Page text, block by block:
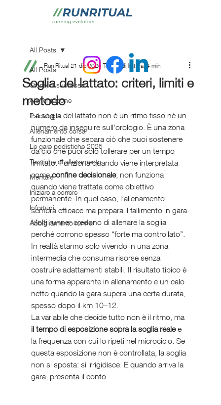
All Posts
Storie di successo
Alimentazione
Psicologia
Allenamento corsa
Le gare podistiche 2025
Tecniche di allenamento
Mentale
Iniziare a correre
Infortuni
Abbigliamento runner
All Posts
Soglia del lattato: criteri, limiti e
metodo
Run Ritual 21 dic 2025 Tempo di lettura: 4 min
La soglia del lattato non è un ritmo fisso né un
numero da inseguire sull’orologio. È una zona
funzionale che separa ciò che puoi sostenere
da ciò che puoi solo tollerare per un tempo
limitato. Funziona quando viene interpretata
come confine decisionale; non funziona
quando viene trattata come obiettivo
permanente. In quel caso, l’allenamento
sembra efficace ma prepara il fallimento in gara.
Molti runner credono di allenare la soglia
perché corrono spesso “forte ma controllato”.
In realtà stanno solo vivendo in una zona
intermedia che consuma risorse senza
costruire adattamenti stabili. Il risultato tipico è
una forma apparente in allenamento e un calo
netto quando la gara supera una certa durata,
spesso dopo il km 10–12.
La variabile che decide tutto non è il ritmo, ma
il tempo di esposizione sopra la soglia reale e
la frequenza con cui lo ripeti nel microciclo. Se
questa esposizione non è controllata, la soglia
non si sposta: si irrigidisce. E quando arriva la
gara, presenta il conto.